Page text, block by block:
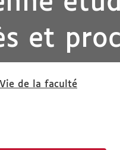
et
Vie de la faculté